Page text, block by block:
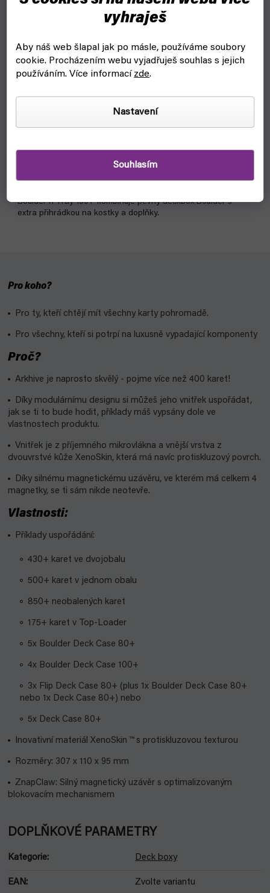
vyhraješ
Aby náš web šlapal jak po másle, používáme soubory
cookie. Procházením webu vyjadřuješ souhlas s jejich
používáním. Více informací zde.
Nastavení
Souhlasím
skladem, ihned k odeslání
Boulder'n'Tray 100+ kombinuje pevný deckbox Boulder s
extra přihrádkou na kostky a doplňky.
Pro koho?
Pro ty, kteří chtějí mít všechny karty pohromadě.
Pro všechny, kteří si potrpí na luxusně vypadající komponenty
Proč?
Arkhive je naprosto skvělý - pojme více než 400 karet!
Díky modulárnímu designu si můžeš jeho vnitřek uspořádat,
jak se ti to bude hodit, příklady máš vypsány dole ve
vlastnostech produktu.
Vnitřek je z příjemného mikrovlákna a vnější vrstva z
dvouvrstvé kůže XenoSkin, která má navíc protiskluzový povrch.
Díky silnému magnetickému uzávěru, ve kterém má celkem 4
magnetky, se ti sám nikde neotevře.
Vlastnosti:
Příklady uspořádání:
430+ karet ve dvojobalu
500+ karet v jednom obalu
850+ neobalených karet
175+ karet v Top-Loader
5x Boulder Deck Case 80+
4x Boulder Deck Case 100+
3x Flip Deck Case 80+ (plus 1x Boulder Deck Case 80+
nebo 1x Deck Case 80+) nebo
5x Deck Case 80+
Inovativní materiál XenoSkin ™ s protiskluzovou texturou
Rozměry: 307 x 110 x 95 mm
ZnapClaw: Silný magnetický uzávěr s optimalizovaným
blokovacím mechanismem
DOPLŇKOVÉ PARAMETRY
Kategorie: Deck boxy
EAN: Zvolte variantu